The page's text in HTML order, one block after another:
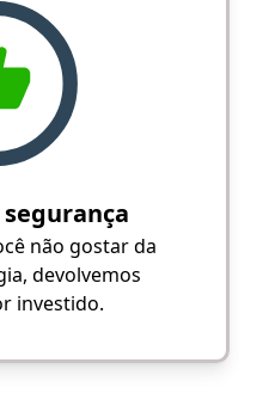
não gostar da
devolvemos
investido.